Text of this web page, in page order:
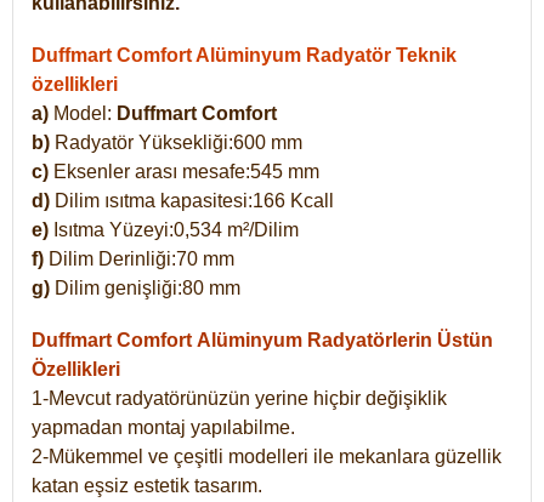
Duffmart Comfort Alüminyum Radyatör Teknik
özellikleri
a) Model: Duffmart Comfort
b) Radyatör Yüksekliği:600 mm
c) Eksenler arası mesafe:545 mm
d) Dilim ısıtma kapasitesi:166 Kcall
e) Isıtma Yüzeyi:0,534 m²/Dilim
f) Dilim Derinliği:70 mm
g) Dilim genişliği:80 mm
Duffmart Comfort Alüminyum Radyatörlerin Üstün
Özellikleri
1-Mevcut radyatörünüzün yerine hiçbir değişiklik
yapmadan montaj yapılabilme.
2-Mükemmel ve çeşitli modelleri ile mekanlara güzellik
katan eşsiz estetik tasarım.